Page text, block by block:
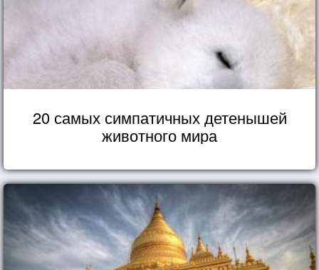
20 самых симпатичных детенышей
животного мира